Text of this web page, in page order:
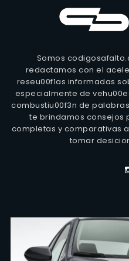
Somos
redactamos con el
reseu00f1as informadas
especialmente de
combustiu00f3n de
te brindamos consejos
completas y comparativas
tomar